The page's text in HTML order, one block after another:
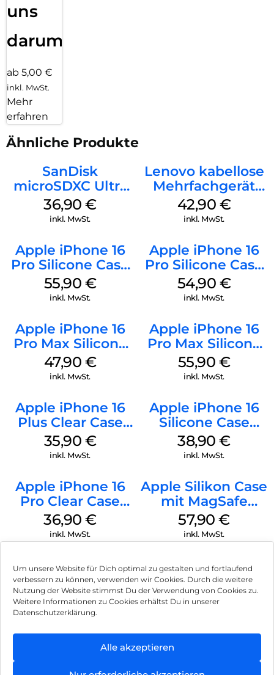
Um unsere Website für Dich optimal zu gestalten und fortlaufend
verbessern zu können, verwenden wir Cookies. Durch die weitere
Nutzung der Website stimmst Du der Verwendung von Cookies zu.
Weitere Informationen zu Cookies erhältst Du in unserer
Datenschutzerklärung.
Alle akzeptieren
uns
darum!
ab 5,00 €
inkl. MwSt.
Mehr
erfahren
Ähnliche Produkte
SanDisk
microSDXC Ultra
128 GB + Adapter
Mobile
36,90€
inkl. MwSt.
Lenovo kabellose
Mehrfachgerät
Luna Grey
42,90 €
inkl. MwSt.
Apple iPhone 16
Pro Silicone Case
MagSafe Stone
Gray
55,90 €
inkl. MwSt.
Apple iPhone 16
Pro Silicone Case
MagSafe Black
54,90 €
inkl. MwSt.
Apple iPhone 16
Pro Max Silicone
Case MagSafe
Black
47,90 €
inkl. MwSt.
Apple iPhone 16
Pro Max Silicone
Case MagSafe
Stone Gray
55,90 €
inkl. MwSt.
Apple iPhone 16
Plus Clear Case
MagSafe
Transparent
35,90 €
inkl. MwSt.
Apple iPhone 16
Silicone Case
MagSafe
Ultramarine
38,90€
inkl. MwSt.
Apple iPhone 16
Pro Clear Case
MagSafe
Transparent
36,90€
inkl. MwSt.
Apple Silikon Case
mit MagSafe
iPhone 14 Pro
(PRODUCT)RED
57,90€
inkl. MwSt.
Impressum